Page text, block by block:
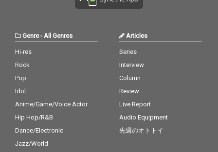
Genre- All Genres
Hi-res
Rock
Pop
Idol
Anime/Game/Voice Actor
Hip Hop/R&B
Dance/Electronic
Jazz/World
Articles
Series
Interview
Column
Review
Live Report
Audio Equipment
先週のオトトイ